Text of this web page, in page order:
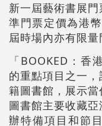
新一屆藝術書展
準門票定價為港
屆時場內亦有限量
「BOOKED：香
的重點項目之一
籍圖書館，展示
圖書館主要收藏
辦特備項目和節